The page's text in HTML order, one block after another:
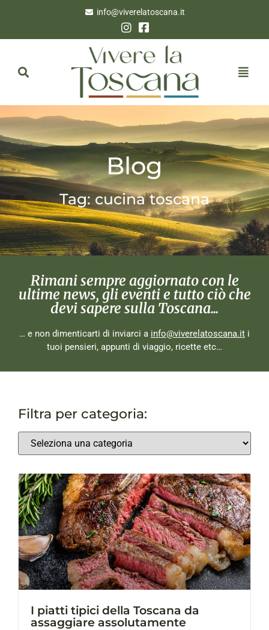
info@viverelatoscana.it
Blog
Tag: cucina toscana
Rimani sempre aggiornato con le
ultime news, gli eventi e tutto ciò che
devi sapere sulla Toscana...
… e non dimenticarti di inviarci a info@viverelatoscana.it i
tuoi pensieri, appunti di viaggio, ricette etc…
Filtra per categoria:
I piatti tipici della Toscana da
assaggiare assolutamente